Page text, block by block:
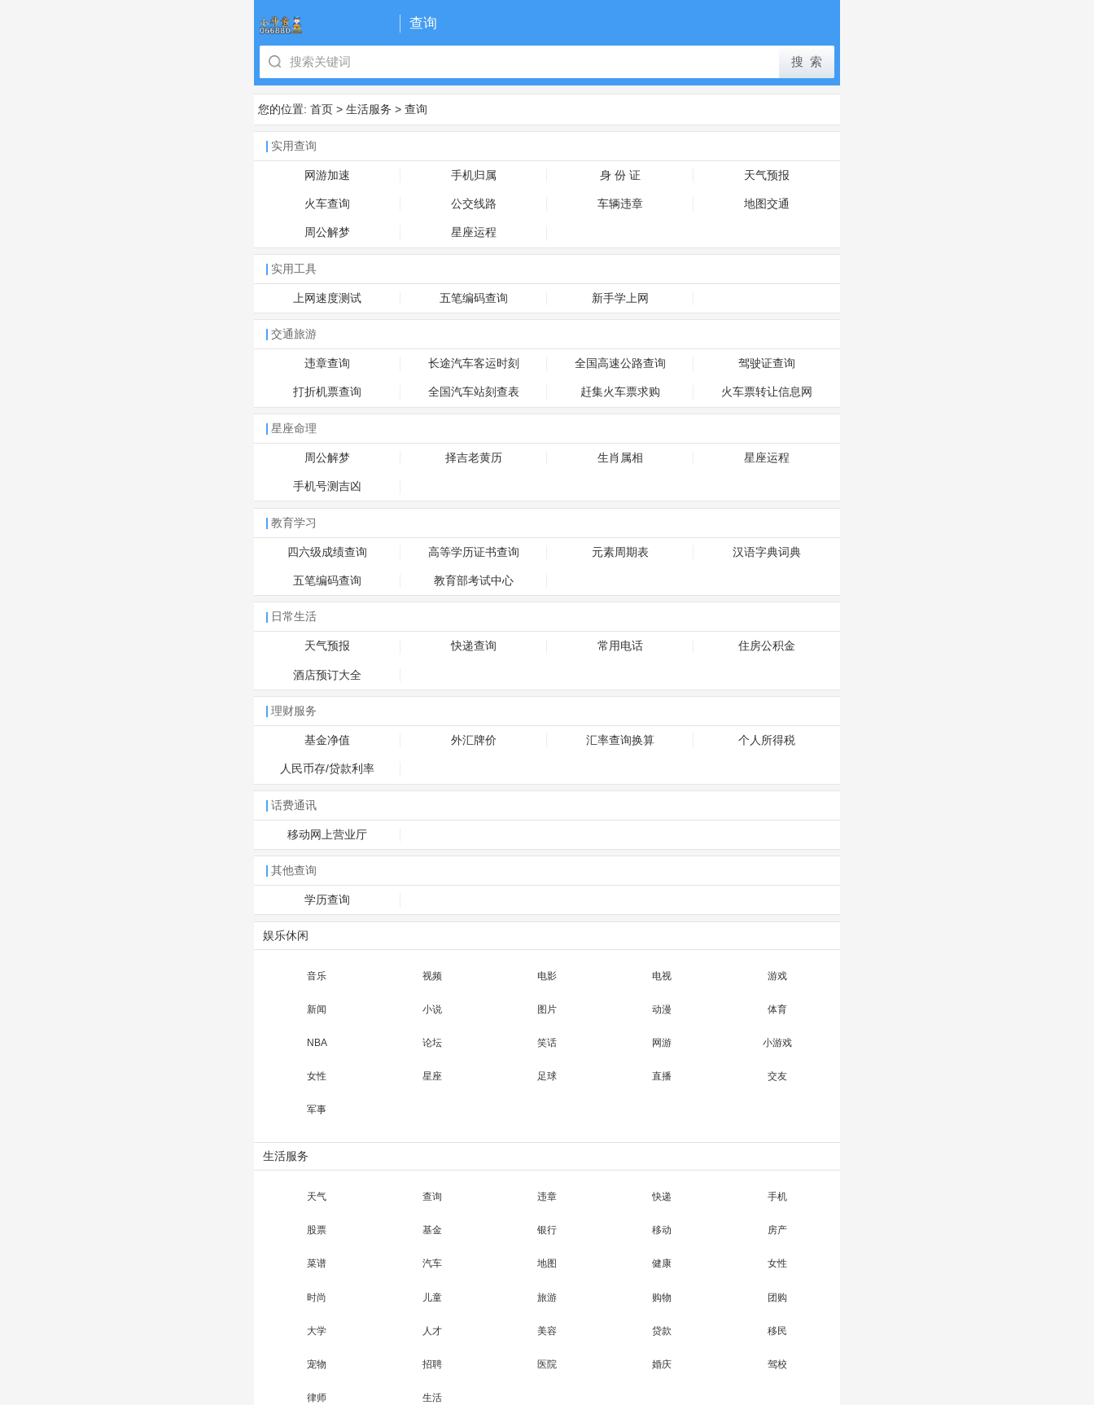
查询
您的位置: 首页 > 生活服务 > 查询
实用查询
网游加速 手机归属 身 份 证 天气预报
火车查询 公交线路 车辆违章 地图交通
周公解梦 星座运程
实用工具
上网速度测试 五笔编码查询 新手学上网
交通旅游
违章查询 长途汽车客运时刻 全国高速公路查询 驾驶证查询
打折机票查询 全国汽车站刻查表 赶集火车票求购 火车票转让信息网
星座命理
周公解梦 择吉老黄历 生肖属相 星座运程
手机号测吉凶
教育学习
四六级成绩查询 高等学历证书查询 元素周期表 汉语字典词典
五笔编码查询 教育部考试中心
日常生活
天气预报 快递查询 常用电话 住房公积金
酒店预订大全
理财服务
基金净值 外汇牌价 汇率查询换算 个人所得税
人民币存/贷款利率
话费通讯
移动网上营业厅
其他查询
学历查询
娱乐休闲
音乐 视频 电影 电视 游戏
新闻 小说 图片 动漫 体育
NBA 论坛 笑话 网游 小游戏
女性 星座 足球 直播 交友
军事
生活服务
天气 查询 违章 快递 手机
股票 基金 银行 移动 房产
菜谱 汽车 地图 健康 女性
时尚 儿童 旅游 购物 团购
大学 人才 美容 贷款 移民
宠物 招聘 医院 婚庆 驾校
律师 生活